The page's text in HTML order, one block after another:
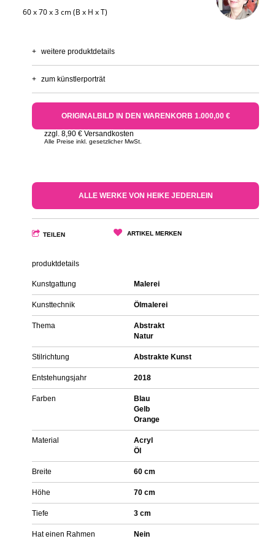
60 x 70 x 3 cm (B x H x T)
+ weitere produktdetails
+ zum künstlerporträt
ORIGINALBILD IN DEN WARENKORB 1.000,00 €
zzgl. 8,90 € Versandkosten
Alle Preise inkl. gesetzlicher MwSt.
ALLE WERKE VON HEIKE JEDERLEIN
TEILEN ARTIKEL MERKEN
produktdetails
Kunstgattung Malerei
Kunsttechnik Ölmalerei
Thema
Abstrakt
Natur
Stilrichtung Abstrakte Kunst
Entstehungsjahr 2018
Farben
Blau
Gelb
Orange
Material
Acryl
Öl
Breite 60 cm
Höhe 70 cm
Tiefe 3 cm
Hat einen Rahmen Nein